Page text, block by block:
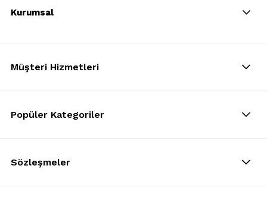
Kurumsal
Müşteri Hizmetleri
Popüler Kategoriler
Sözleşmeler